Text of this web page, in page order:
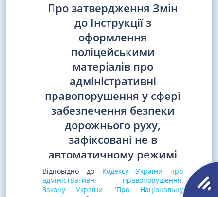
Про затвердження Змін
до Інструкції з
оформлення
поліцейськими
матеріалів про
адміністративні
правопорушення у сфері
забезпечення безпеки
дорожнього руху,
зафіксовані не в
автоматичному режимі
Відповідно до Кодексу України про
адміністративні правопорушення,
Закону України "Про Національну